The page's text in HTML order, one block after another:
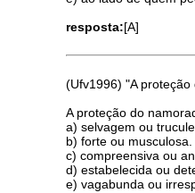
resposta:[A]
(Ufv1996) "A
A proteção do
a) selvagem ou
b) forte ou musculosa.
c) compreensiva ou
d) estabelecida ou
e) vagabunda ou